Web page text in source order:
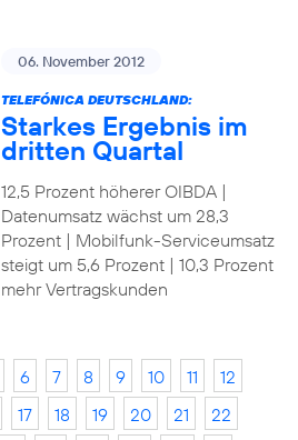
06. November 2012
TELEFÓNICA DEUTSCHLAND:
Starkes Ergebnis im
dritten Quartal
12,5 Prozent höherer OIBDA |
Datenumsatz wächst um 28,3
Prozent | Mobilfunk-Serviceumsatz
steigt um 5,6 Prozent | 10,3 Prozent
mehr Vertragskunden
6 7 8 9 10 11
12
17 18 19 20 21
22